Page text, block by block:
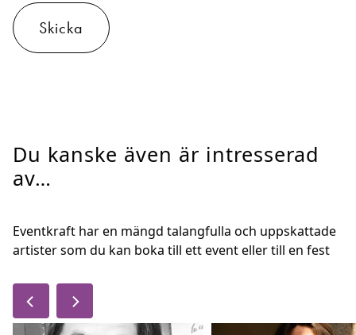
Skicka
Du kanske även är intresserad
av…
Eventkraft har en mängd talangfulla och uppskattade
artister som du kan boka till ett event eller till en fest